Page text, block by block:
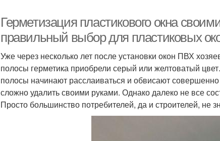
Герметизация пластикового окна
правильный выбор для пластиковых
Уже через несколько лет после установки окон ПВХ
полосы герметика приобрели серый или желтоватый
полосы начинают расслаиваться и обвисают
сложно удалить своими руками. Однако далеко не все
Просто большинство потребителей, да и строителей, не